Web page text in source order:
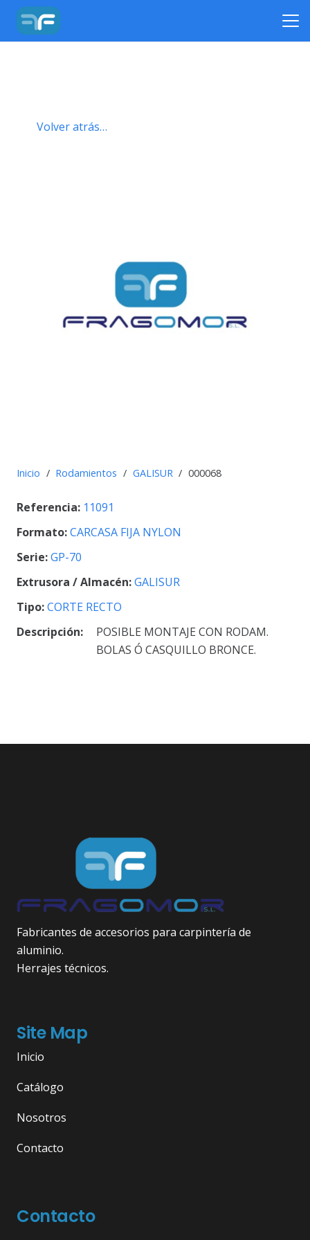
Volver atrás…
Inicio / Rodamientos / GALISUR / 000068
Referencia: 11091
Formato:CARCASA FIJA NYLON
Serie:GP-70
Extrusora / Almacén:GALISUR
Tipo:CORTE RECTO
Descripción:
POSIBLE MONTAJE CON RODAM.
BOLAS Ó CASQUILLO BRONCE.
Fabricantes de accesorios para carpintería de
aluminio.
Herrajes técnicos.
Site Map
Inicio
Catálogo
Nosotros
Contacto
Contacto